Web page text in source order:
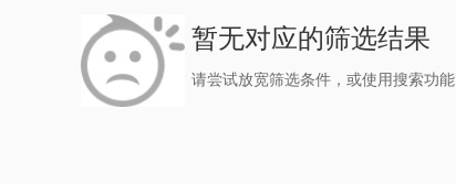
暂无对应的筛选结果
请尝试放宽筛选条件，或使用搜索功能